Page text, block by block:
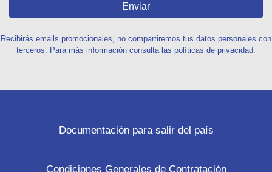
Enviar
Recibirás emails promocionales, no compartiremos tus datos personales con
terceros. Para más información consulta las políticas de privacidad.
Documentación para salir del país
Condiciones Generales de Contratación